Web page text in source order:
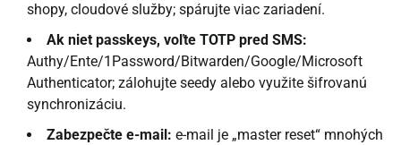
shopy, cloudové služby; spárujte viac zariadení.
Ak niet passkeys, voľte TOTP pred SMS:
Authy/Ente/1Password/Bitwarden/Google/Microsoft
Authenticator; zálohujte seedy alebo využite šifrovanú
synchronizáciu.
Zabezpečte e-mail: e-mail je „master reset“ mnohých